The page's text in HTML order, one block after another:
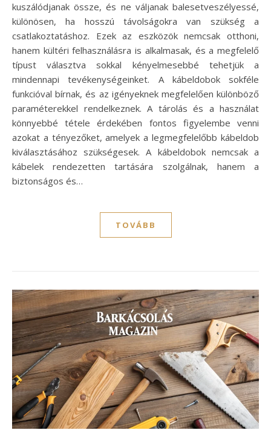
kuszálódjanak össze, és ne váljanak balesetveszélyessé,
különösen, ha hosszú távolságokra van szükség a
csatlakoztatáshoz. Ezek az eszközök nemcsak otthoni,
hanem kültéri felhasználásra is alkalmasak, és a megfelelő
típust választva sokkal kényelmesebbé tehetjük a
mindennapi tevékenységeinket. A kábeldobok sokféle
funkcióval bírnak, és az igényeknek megfelelően különböző
paraméterekkel rendelkeznek. A tárolás és a használat
könnyebbé tétele érdekében fontos figyelembe venni
azokat a tényezőket, amelyek a legmegfelelőbb kábeldob
kiválasztásához szükségesek. A kábeldobok nemcsak a
kábelek rendezetten tartására szolgálnak, hanem a
biztonságos és…
TOVÁBB